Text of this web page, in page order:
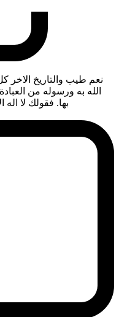
نعم طيب والتاريخ الاخر
الله به ورسوله من
بها. فقولك لا اله